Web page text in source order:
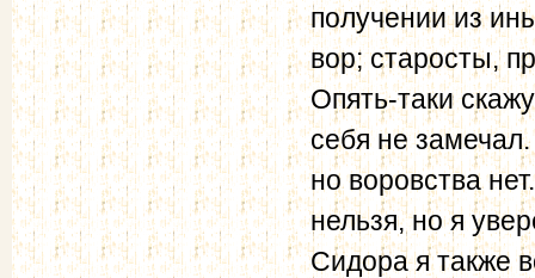
получении из
вор; старосты,
Опять-таки
себя не
но воровства
нельзя, но я
Сидора я также